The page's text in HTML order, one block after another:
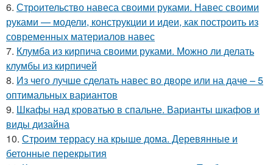
6. Строительство навеса своими руками. Навес своими
руками — модели, конструкции и идеи, как построить из
современных материалов навес
7. Клумба из кирпича своими руками. Можно ли делать
клумбы из кирпичей
8. Из чего лучше сделать навес во дворе или на даче – 5
оптимальных вариантов
9. Шкафы над кроватью в спальне. Варианты шкафов и
виды дизайна
10. Строим террасу на крыше дома. Деревянные и
бетонные перекрытия